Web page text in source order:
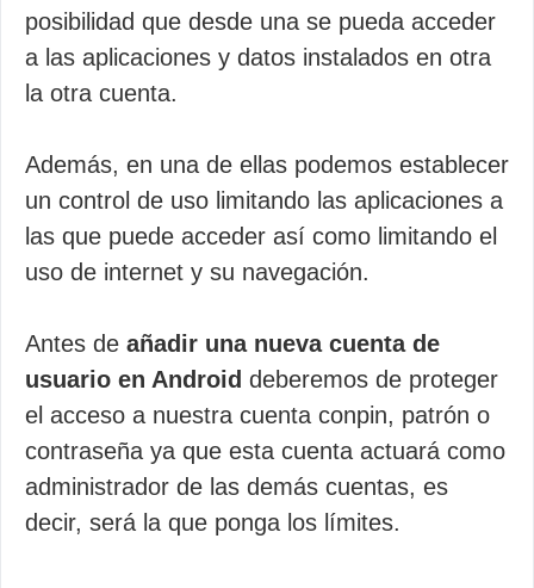
posibilidad que desde una se pueda acceder
a las aplicaciones y datos instalados en otra
la otra cuenta.
Además, en una de ellas podemos establecer
un control de uso limitando las aplicaciones a
las que puede acceder así como limitando el
uso de internet y su navegación.
Antes de añadir una nueva cuenta de
usuario en Android deberemos de proteger
el acceso a nuestra cuenta conpin, patrón o
contraseña ya que esta cuenta actuará como
administrador de las demás cuentas, es
decir, será la que ponga los límites.